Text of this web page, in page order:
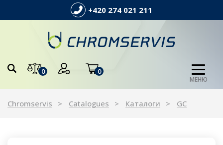
+420 274 021 211
0 0
МЕНЮ
Chromservis Catalogues Каталоги GC